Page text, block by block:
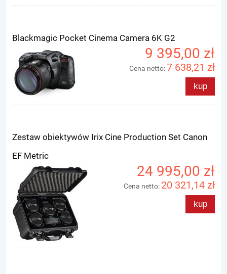
Blackmagic Pocket Cinema Camera 6K G2
9 395,00 zł
Cena netto:7 638,21 zł
kup
Zestaw obiektywów Irix Cine Production Set Canon
EF Metric
24 995,00 zł
Cena netto: 20 321,14 zł
kup